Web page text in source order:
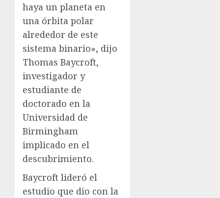
haya un planeta en
una órbita polar
alrededor de este
sistema binario», dijo
Thomas Baycroft,
investigador y
estudiante de
doctorado en la
Universidad de
Birmingham
implicado en el
descubrimiento.
Baycroft lideró el
estudio que dio con la